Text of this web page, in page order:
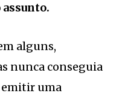
alguns,
nunca conseguia
uma